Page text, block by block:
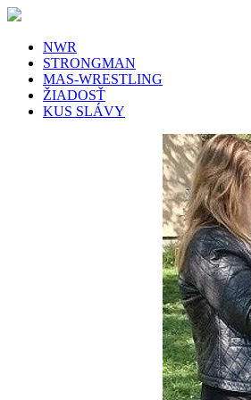
NWR
STRONGMAN
MAS-WRESTLING
ŽIADOSŤ
KUS SLÁVY